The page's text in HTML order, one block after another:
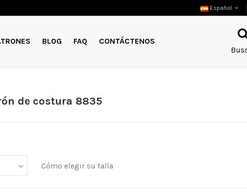
Español
BLOG FAQ
CONTÁCTENOS
de costura 8835
Cómo elegir su talla